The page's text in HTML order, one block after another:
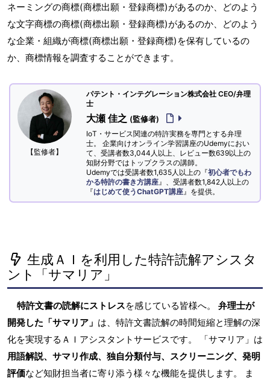
ネーミングの商標(商標出願・登録商標)があるのか、どのよう
な文字商標の商標(商標出願・登録商標)があるのか、どのよう
な企業・組織が商標(商標出願・登録商標)を保有しているの
か、商標情報を調査することができます。
【監修者】
パテント・インテグレーション株式会社 CEO/弁理
士
大瀬 佳之 (監修者)
IoT・サービス関連の特許実務を専門とする弁理
士。 企業向けオンライン学習講座のUdemyにおい
て、受講者数3,044人以上、レビュー数639以上の
知財分野ではトップクラスの講師。
Udemyでは受講者数1,635人以上の『初心者でもわ
かる特許の書き方講座 』、受講者数1,842人以上の
『はじめて使うChatGPT講座 』を提供。
生成ＡＩを利用した特許読解アシスタ
ント「サマリア」
特許文書の読解にストレスを感じている皆様へ。 弁理士が
開発した「サマリア」 は、特許文書読解の時間短縮と理解の深
化を実現するＡＩアシスタントサービスです。 「サマリア」は
用語解説、サマリ作成、独自分類付与、スクリーニング、発明
評価など知財担当者に寄り添う様々な機能を提供します。 ま